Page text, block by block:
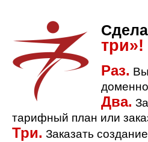
три»!
Раз.
Два.
тарифный план или
Три. Заказать